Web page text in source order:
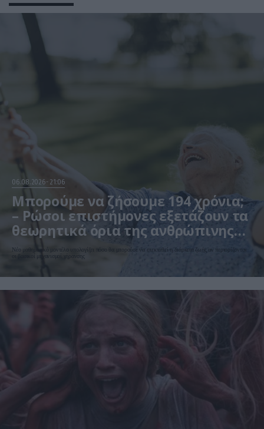
06.08.2026 21:06
Μπορούμε να ζήσουμε 194 χρόνια;
– Ρώσοι επιστήμονες εξετάζουν τα
θεωρητικά όρια της ανθρώπινης
ζωής
Νέο μαθηματικό μοντέλο υπολογίζει πόσο θα μπορούσε να επεκταθεί η διάρκεια ζωής αν περιορίζονταν
οι βασικοί μηχανισμοί γήρανσης